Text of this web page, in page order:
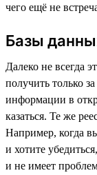
чего ещё не
Базы
Далеко не всегда
получить только
информации в
казаться. Те же
Например, когда
и хотите
и не имеет